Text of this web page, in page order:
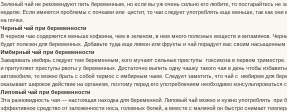
Зеленый чай не рекомендуют пить беременным, но если вы уж очень сильно его любите, то постарайтесь не
неделю. Если имеются проблемы с почками или цистит, то чаи следует употреблять еще меньше, так как они
на почки.
Черный чай при беременности
В черном чае содержится меньше кофеина, чем в зеленом, в нем много полезных веществ и витаминов.
будет полезен для беременных. Добавьте туда еще лимон или фрукты и чай порадует вас своим
Имбирный чай при беременности
Заваривать имбирь следует тем беременным, кого мучают сильные приступы токсикоза в первом
и притупляет приступы рвоты у беременных. Достаточно выпить одну чашку такого чая в день чтобы
автомобиле, то можно брать с собой термос с имбирным чаем. Следует заметить, что чай с имбирем для
оказывает широкое действие на организм, поэтому перед его употреблением необходимо консультироваться
Липовый чай при беременности
Эта разновидность чая — настоящая находка для беременной. Липовый чай можно и нужно употреблять
эффективное средство от заложенности носа, головных болей, а вместе с малиной он быстро снимает